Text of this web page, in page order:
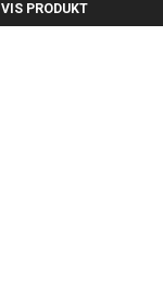
VIS PRODUKT